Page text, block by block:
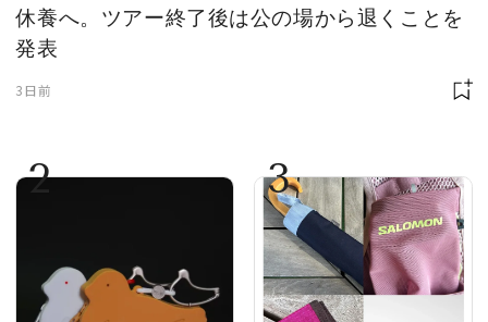
休養へ。ツアー終了後は公の場から退くことを
発表
3日前
2 3